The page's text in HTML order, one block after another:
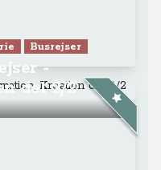
Busrejser
-
del 2/2